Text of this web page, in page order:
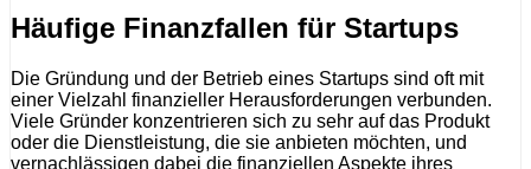
Häufige Finanzfallen für Startups
Die Gründung und der Betrieb eines Startups sind oft mit
einer Vielzahl finanzieller Herausforderungen verbunden.
Viele Gründer konzentrieren sich zu sehr auf das Produkt
oder die Dienstleistung, die sie anbieten möchten, und
vernachlässigen dabei die finanziellen Aspekte ihres